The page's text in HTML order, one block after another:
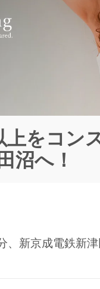
上をコン
沼へ！
、新京成電鉄新